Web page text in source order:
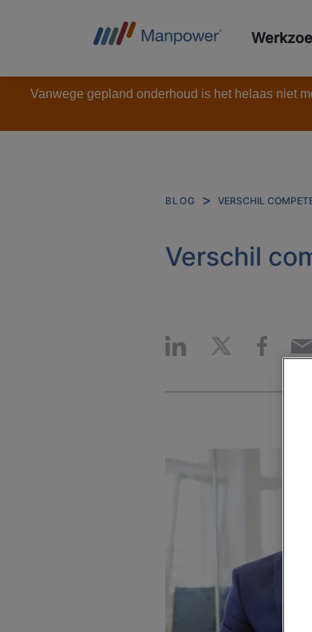
Vanwege gepland onderhoud is het helaas niet
BLOG VERSCHIL
Verschil